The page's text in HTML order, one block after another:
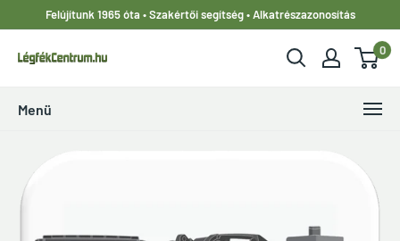
tartalomhoz
Felújítunk 1965 óta • Szakértői segítség • Alkatrészazonosítás
LegfekCentrum.hu
0
Menü